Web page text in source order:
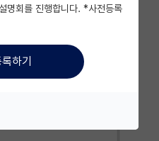
명회를 진행합니다. *사전등록
하기